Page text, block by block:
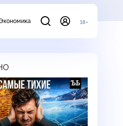
18+